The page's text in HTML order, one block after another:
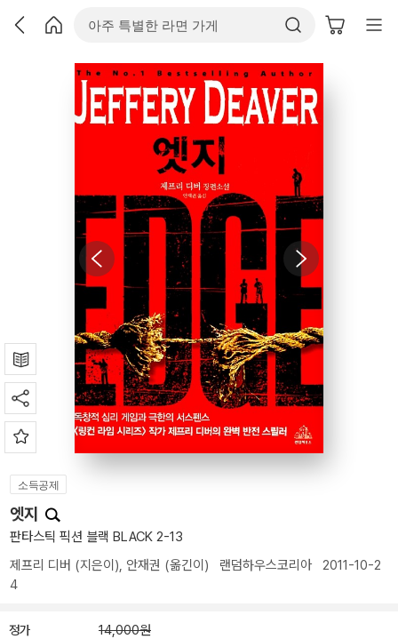
소득공제
엣지
판타스틱 픽션 블랙 BLACK 2-13
제프리 디버 (지은이), 안재권 (옮긴이) 랜덤하우스코리아 2011-10-2
4
정가 14,000원